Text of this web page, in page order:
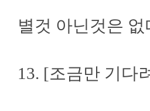
별것 아닌것은 없
13. [조금만 기다